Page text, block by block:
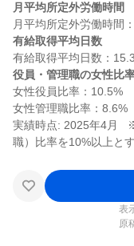
月平均所定外労働時間
有給取得平均日数
役員・管理職の女性比
女性役員比率：10.5%
女性管理職比率：8.6%
実績時点: 2025年4月
表
原